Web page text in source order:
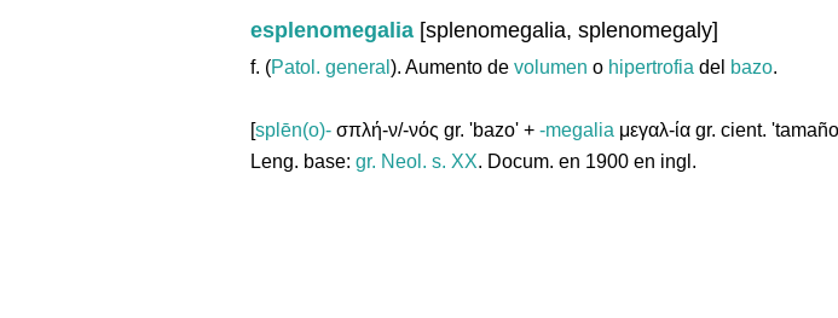
esplenomegalia [splenomegalia, splenomegaly]
f. (Patol. general ). Aumento de volumen o hipertrofia del bazo.
[splēn(o)- σπλή-ν/-νός gr. 'bazo' + -megalia μεγαλ-ία gr. cient.
Leng. base: gr. Neol. s. XX. Docum. en 1900 en ingl.